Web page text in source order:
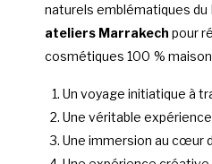
naturels emblématiques
ateliers Marrakech pour
cosmétiques 100 % maison
Un voyage initiatique à
Une véritable
Une immersion au cœur